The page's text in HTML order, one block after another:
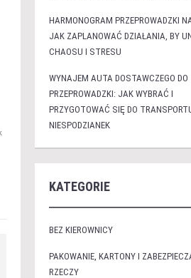
HARMONOGRAM PRZEPROWADZKI
JAK ZAPLANOWAĆ DZIAŁANIA, BY
CHAOSU I STRESU
WYNAJEM AUTA DOSTAWCZEGO DO
PRZEPROWADZKI: JAK WYBRAĆ I
PRZYGOTOWAĆ SIĘ DO
NIESPODZIANEK
KATEGORIE
BEZ KIEROWNICY
PAKOWANIE, KARTONY I
RZECZY